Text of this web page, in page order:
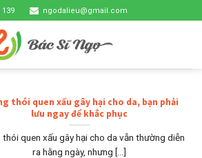
139 ngodalieu@gmail.com
thói quen xấu gây hại cho da, bạn phải
lưu ngay để khắc phục
thói quen xấu gây hại cho da vẫn thường diễn
ra hằng ngày, nhưng [...]